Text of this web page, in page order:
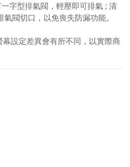
字型排氣閥，輕壓即可排氣 ; 清
閥切口，以免喪失防漏功能。
設定差異會有所不同，以實際商